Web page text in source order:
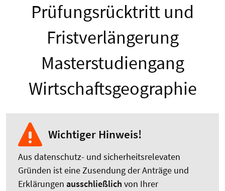
Prüfungsrücktritt und
Fristverlängerung
Masterstudiengang
Wirtschaftsgeographie
Wichtiger Hinweis!
Aus datenschutz- und sicherheitsrelevaten
Gründen ist eine Zusendung der Anträge und
Erklärungen ausschließlich von Ihrer